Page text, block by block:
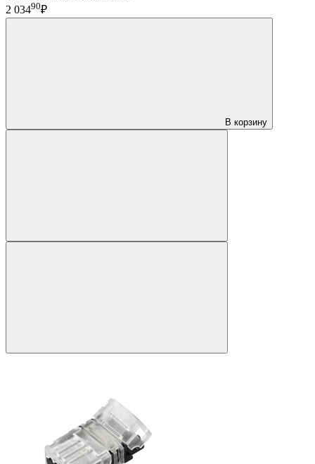
2 03490₽
В корзину